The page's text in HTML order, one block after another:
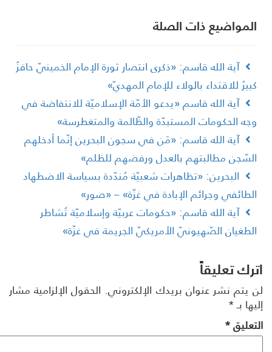
ذات الصلة
آية الله قاسم: «ذكرى انتصار ثورة الإمام الخمينيّ حافزٌ
للاقتداء بالولاء للإمام المهديّ»
آية الله قاسم «يدعو الأمّة الإسلاميّة للانتفاضة في
الحكومات المستبدّة والظّالمة والمتغطرسة»
آية الله قاسم: «مَن في سجون البحرين إنّما أدخلهم
مطالبتهم بالعدل ورفضهم للظلم»
البحرين: «تظاهرات شعبيّة مُندّدة بسياسة الاضطهاد
وجرائم الإبادة في غزّة» – «صور»
آية الله قاسم: «حكومات عربيّة وإسلاميّة تُشاطر
الصّهيونيّ الأمريكيّ الجريمة في غزّة»
تعليقاً
يتم نشر عنوان بريدك الإلكتروني. الحقول الإلزامية مشار
بـ*
*